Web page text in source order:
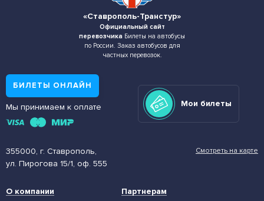
«Ставрополь-Транстур»
Официальный сайт
перевозчика Билеты на автобусы
по России. Заказ автобусов для
частных перевозок.
355000, г. Ставрополь,
ул. Пирогова 15/1, оф. 555
Смотреть на карте
БИЛЕТЫ ОНЛАЙН
Мы принимаем к оплате Мои билеты
О компании
Партнерам